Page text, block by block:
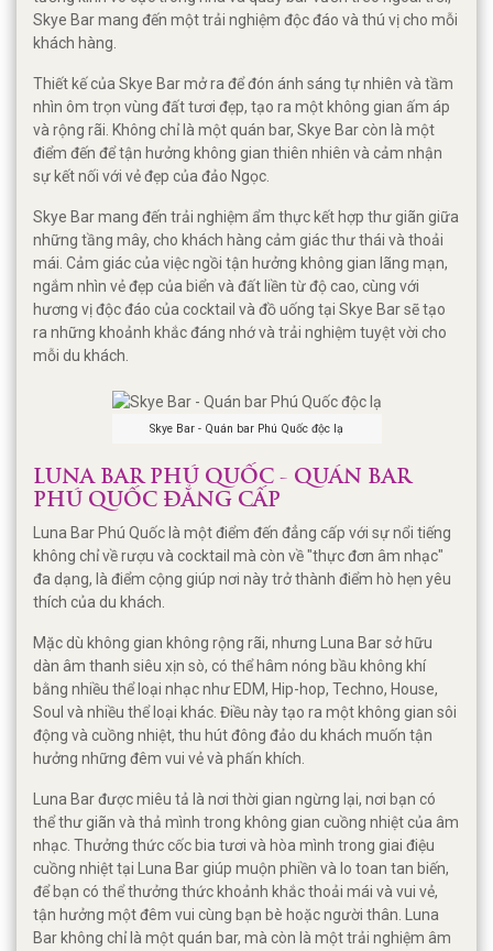
Skye Bar mang đến một trải nghiệm độc đáo và thú vị cho mỗi
khách hàng.
Thiết kế của Skye Bar mở ra để đón ánh sáng tự nhiên và tầm
nhìn ôm trọn vùng đất tươi đẹp, tạo ra một không gian ấm áp
và rộng rãi. Không chỉ là một quán bar, Skye Bar còn là một
điểm đến để tận hưởng không gian thiên nhiên và cảm nhận
sự kết nối với vẻ đẹp của đảo Ngọc.
Skye Bar mang đến trải nghiệm ẩm thực kết hợp thư giãn giữa
những tầng mây, cho khách hàng cảm giác thư thái và thoải
mái. Cảm giác của việc ngồi tận hưởng không gian lãng mạn,
ngắm nhìn vẻ đẹp của biển và đất liền từ độ cao, cùng với
hương vị độc đáo của cocktail và đồ uống tại Skye Bar sẽ tạo
ra những khoảnh khắc đáng nhớ và trải nghiệm tuyệt vời cho
mỗi du khách.
Skye Bar - Quán bar Phú Quốc độc lạ
LUNA BAR PHÚ QUỐC - QUÁN BAR
PHÚ QUỐC ĐẲNG CẤP
Luna Bar Phú Quốc là một điểm đến đẳng cấp với sự nổi tiếng
không chỉ về rượu và cocktail mà còn về "thực đơn âm nhạc"
đa dạng, là điểm cộng giúp nơi này trở thành điểm hò hẹn yêu
thích của du khách.
Mặc dù không gian không rộng rãi, nhưng Luna Bar sở hữu
dàn âm thanh siêu xịn sò, có thể hâm nóng bầu không khí
bằng nhiều thể loại nhạc như EDM, Hip-hop, Techno, House,
Soul và nhiều thể loại khác. Điều này tạo ra một không gian sôi
động và cuồng nhiệt, thu hút đông đảo du khách muốn tận
hưởng những đêm vui vẻ và phấn khích.
Luna Bar được miêu tả là nơi thời gian ngừng lại, nơi bạn có
thể thư giãn và thả mình trong không gian cuồng nhiệt của âm
nhạc. Thưởng thức cốc bia tươi và hòa mình trong giai điệu
cuồng nhiệt tại Luna Bar giúp muộn phiền và lo toan tan biến,
để bạn có thể thưởng thức khoảnh khắc thoải mái và vui vẻ,
tận hưởng một đêm vui cùng bạn bè hoặc người thân. Luna
Bar không chỉ là một quán bar, mà còn là một trải nghiệm âm